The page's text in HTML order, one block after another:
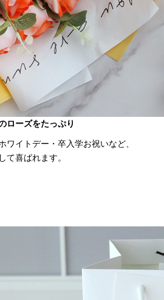
ローズをたっぷり
イトデー・卒入学お祝いなど、
て喜ばれます。